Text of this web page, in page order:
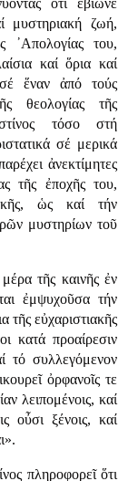
ὅτι ἐβίωνε
μυστηριακή ζωή,
᾿Απολογίας του,
καί ὅρια καί
ἕναν ἀπό τούς
θεολογίας τῆς
τόσο στή
σέ μερικά
ἀνεκτίμητες
τῆς ἐποχῆς του,
ὡς καί τήν
μυστηρίων τοῦ
τῆς καινῆς ἐν
ἐμψυχοῦσα τήν
τῆς εὐχαριστιακῆς
κατά προαίρεσιν
τό συλλεγόμενον
ὀρφανοῖς τε
λειπομένοις, καί
οὖσι ξένοις, καί
πληροφορεῖ ὅτι